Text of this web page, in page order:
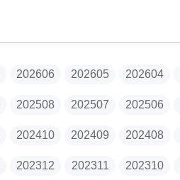
202606 202605 202604
202508 202507 202506
202410 202409 202408
202312 202311 202310